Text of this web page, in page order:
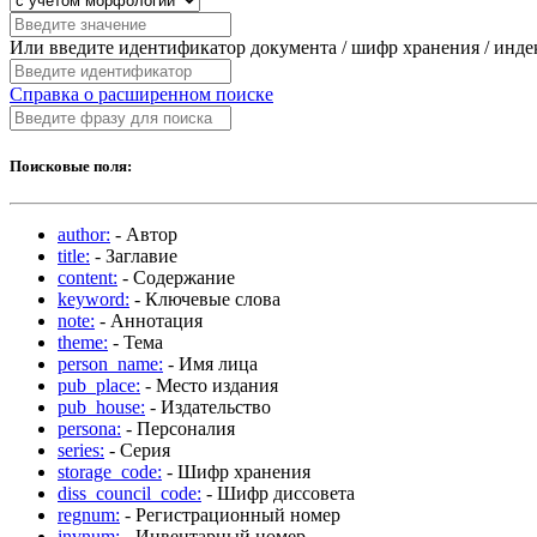
Или введите идентификатор документа / шифр хранения /
Справка о расширенном поиске
Поисковые поля:
author: - Автор
title: - Заглавие
content: - Содержание
keyword: - Ключевые слова
note: - Аннотация
theme: - Тема
person_name: - Имя лица
pub_place: - Место издания
pub_house: - Издательство
persona: - Персоналия
series: - Серия
storage_code: - Шифр хранения
diss_council_code: - Шифр диссовета
regnum: - Регистрационный номер